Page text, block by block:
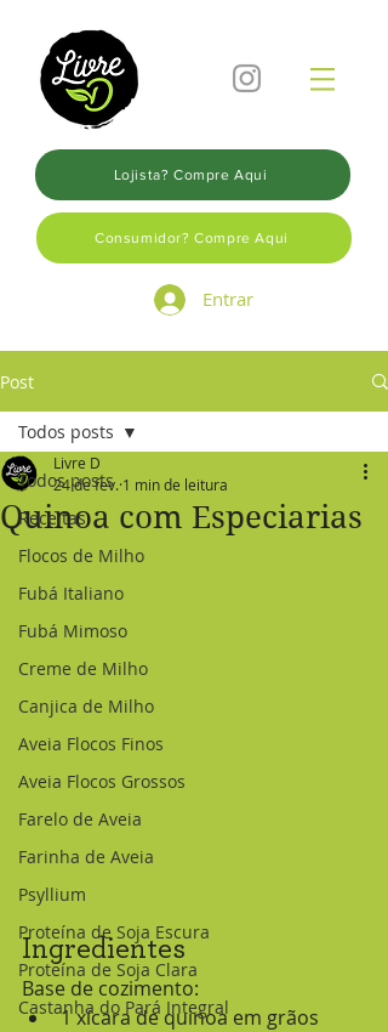
Lojista? Compre Aqui
Consumidor? Compre Aqui
Entrar
Post
Todos posts
Receitas
Flocos de Milho
Fubá Italiano
Fubá Mimoso
Creme de Milho
Canjica de Milho
Aveia Flocos Finos
Aveia Flocos Grossos
Farelo de Aveia
Farinha de Aveia
Psyllium
Proteína de Soja Escura
Proteína de Soja Clara
Castanha do Pará Integral
Todos posts
Quinoa com Especiarias
Livre D
24 de fev. 1 min de leitura
Ingredientes
Base de cozimento:
1 xícara de quinoa em grãos